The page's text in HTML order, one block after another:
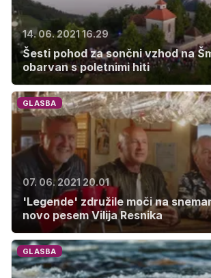
14. 06. 2021 16.29
Šesti pohod za sončni vzhod na
obarvan s poletnimi hiti
GLASBA
07. 06. 2021 20.01
'Legende' združile moči na
novo pesem Vilija Resnika
GLASBA